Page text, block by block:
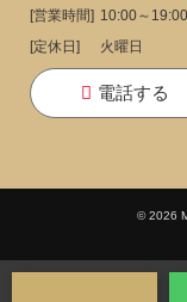
[営業時間] 10:00～19:00
[定休日]
火曜日
電話する
© 2026